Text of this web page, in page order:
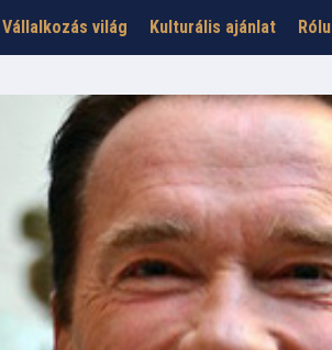
Vállalkozás világ Kulturális ajánlat